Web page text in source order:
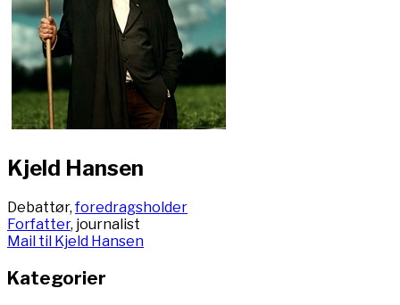
Kjeld Hansen
Debattør,foredragsholder
Forfatter, journalist
Mail til Kjeld Hansen
Kategorier